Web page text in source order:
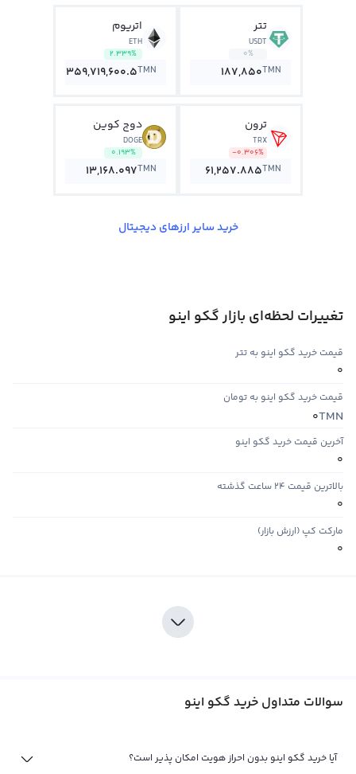
تتر
USDT
0%
187,850TMN
اتریوم
ETH
2.339%
359,719,600.5TMN
ترون
TRX
-0.306%
61,257.885TMN
دوج کوین
DOGE
0.193%
13,168.097TMN
خرید سایر ارزهای دیجیتال
تغییرات لحظه‌ای بازار گکو اینو
قیمت خرید گکو اینو به تتر
0
قیمت خرید گکو اینو به تومان
TMN
0
آخرین قیمت خرید گکو اینو
0
بالاترین قیمت ۲۴ ساعت گذشته
0
مارکت کپ (ارزش بازار)
0
سوالات متداول خرید گکو اینو
آیا خرید گکو اینو بدون احراز هویت امکان پذیر است؟